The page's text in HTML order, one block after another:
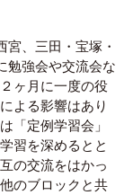
宮、三田・宝塚・
勉強会や交流会な
ヶ月に一度の役
よる影響はあり
「定例学習会」
習を深めるとと
の交流をはかっ
のブロックと共